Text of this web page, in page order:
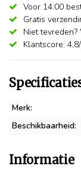
Voor 14:00
Gratis
Niet
Klantscore:
Merk:
Beschikbaarheid:
Informatie